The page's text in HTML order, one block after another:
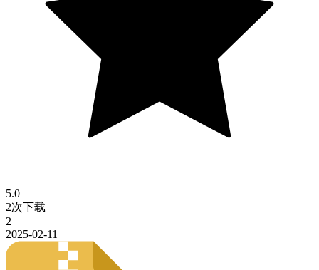
5.0
2次下载
2
2025-02-11